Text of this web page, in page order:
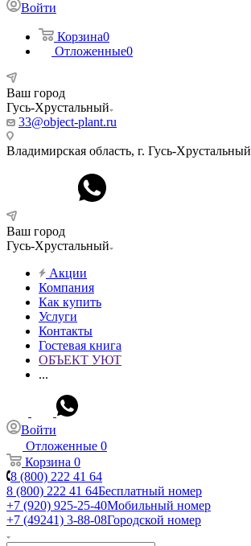
Войти
Корзина0
Отложенные0
Ваш город
Гусь-Хрустальный
33@object-plant.ru
Владимирская область, г. Гусь-Хрустальный
Ваш город
Гусь-Хрустальный
Акции
Компания
Как купить
Услуги
Контакты
Гостевая книга
ОБЪЕКТ УЮТ
...
Войти
Отложенные 0
Корзина 0
8 (800) 222 41 64
8 (800) 222 41 64Бесплатный номер
+7 (920) 925-25-40Мобильный номер
+7 (49241) 3-88-08Городской номер